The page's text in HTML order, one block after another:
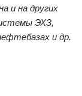
и на других
ЭХЗ,
и др.